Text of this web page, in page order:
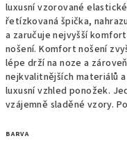
luxusní vzorované
řetízkovaná špička,
a zaručuje nejvyšší
nošení. Komfort nošení
lépe drží na noze a
nejkvalitnějších materiálů
luxusní vzhled ponožek.
vzájemně sladěné vzory.
BARVA